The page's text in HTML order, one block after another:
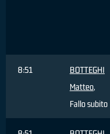
8:51
BOTTEGHI
Matteo,
Fallo subito